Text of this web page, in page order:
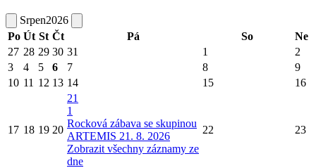
Srpen2026
Po Út St Čt Pá So
Ne
27 28 29 30 31 1
2
3
4 5 6 7 8
9
10 11 12 13 14 15 16
17 18 19 20
21
1
Rocková zábava se skupinou
ARTEMIS 21. 8. 2026
Zobrazit všechny záznamy ze
dne
22 23